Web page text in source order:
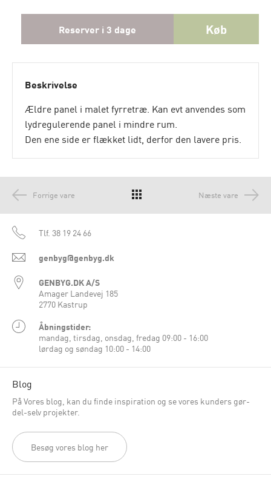
Reserver i 3 dage Køb
Beskrivelse
Ældre panel i malet fyrretræ. Kan evt anvendes som
lydregulerende panel i mindre rum.
Den ene side er flækket lidt, derfor den lavere pris.
Forrige vare Næste vare
Tlf. 38 19 24 66
genbyg@genbyg.dk
GENBYG.DK A/S
Amager Landevej 185
2770 Kastrup
Åbningstider:
mandag, tirsdag, onsdag, fredag 09:00 - 16:00
lørdag og søndag 10:00 - 14:00
Blog
På Vores blog, kan du finde inspiration og se vores kunders gør-
del-selv projekter.
Besøg vores blog her